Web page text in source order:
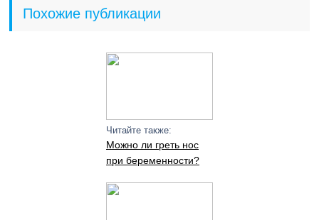
Похожие публикации
Читайте также:
Можно ли греть нос
при беременности?